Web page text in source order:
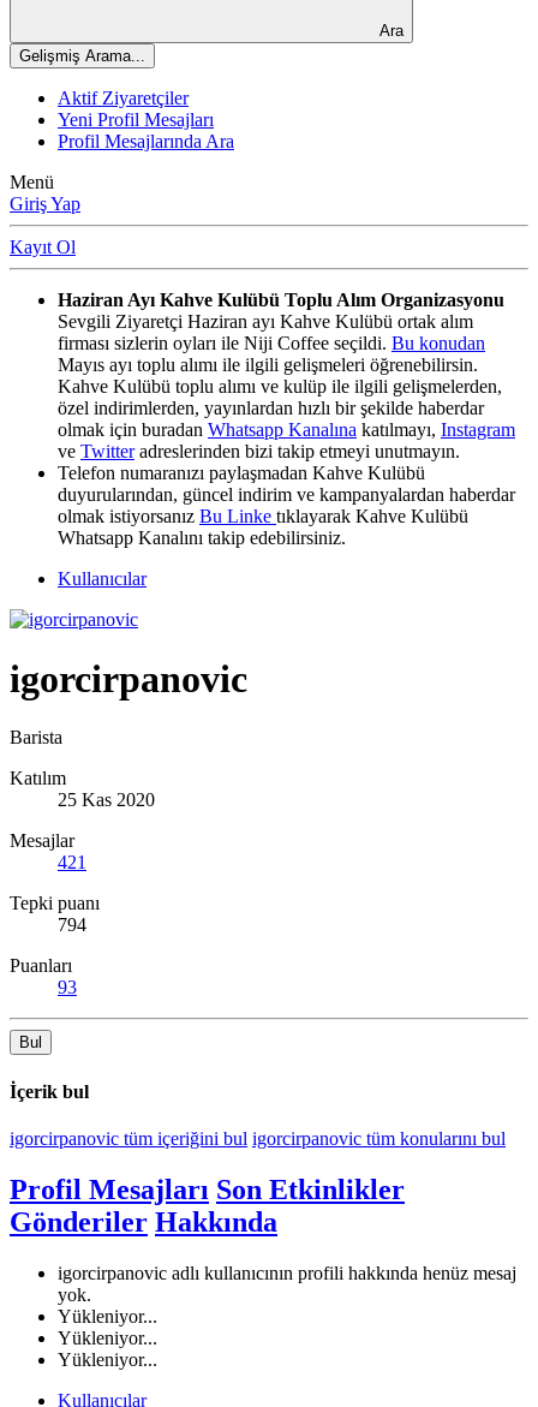
Ara
Gelişmiş Arama...
Aktif Ziyaretçiler
Yeni Profil Mesajları
Profil Mesajlarında Ara
Menü
Giriş Yap
Kayıt Ol
Haziran Ayı Kahve Kulübü Toplu Alım Organizasyonu
Sevgili Ziyaretçi Haziran ayı Kahve Kulübü ortak alım
firması sizlerin oyları ile Niji Coffee seçildi. Bu konudan
Mayıs ayı toplu alımı ile ilgili gelişmeleri öğrenebilirsin.
Kahve Kulübü toplu alımı ve kulüp ile ilgili gelişmelerden,
özel indirimlerden, yayınlardan hızlı bir şekilde haberdar
olmak için buradan Whatsapp Kanalına katılmayı, Instagram
ve Twitteradreslerinden bizi takip etmeyi unutmayın.
Telefon numaranızı paylaşmadan Kahve Kulübü
duyurularından, güncel indirim ve kampanyalardan haberdar
olmak istiyorsanız Bu Linke tıklayarak Kahve Kulübü
Whatsapp Kanalını takip edebilirsiniz.
Kullanıcılar
igorcirpanovic
Barista
Katılım
25 Kas 2020
Mesajlar
421
Tepki puanı
794
Puanları
93
Bul
İçerik bul
igorcirpanovic tüm içeriğini bul igorcirpanovic tüm konularını bul
Profil Mesajları Son Etkinlikler
Gönderiler Hakkında
igorcirpanovic adlı kullanıcının profili hakkında henüz mesaj
yok.
Yükleniyor...
Yükleniyor...
Yükleniyor...
Kullanıcılar